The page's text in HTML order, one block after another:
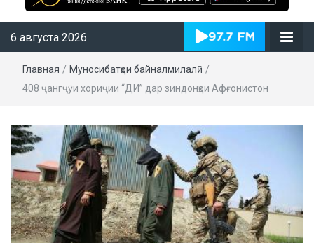
6 августа 2026
Главная / Муносибатҳои байналмилалӣ /
408 ҷангҷӯи хориҷии “ДИ” дар зиндонҳои Афғонистон